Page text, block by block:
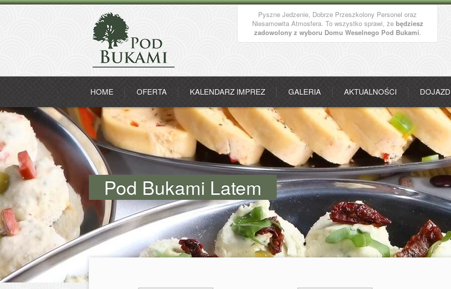
Pyszne Jedzenie, Dobrze Przeszkolony Personel oraz
Niesamowita Atmosfera. To wszystko sprawi, że będziesz
zadowolony z wyboru Domu Weselnego Pod Bukami.
HOME OFERTA KALENDARZ IMPREZ GALERIA AKTUALNOŚCI DOJAZD
Pod Bukami Latem